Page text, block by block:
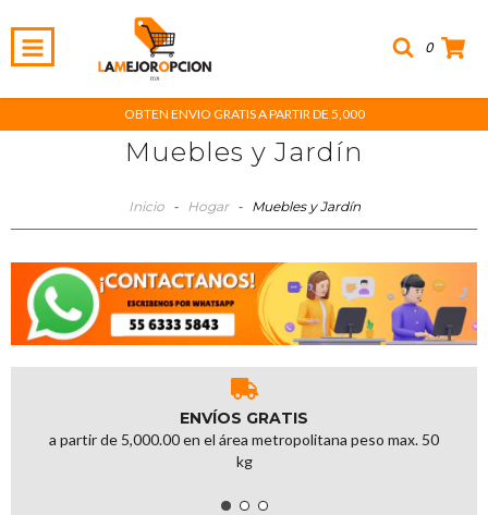
0
OBTEN ENVIO GRATIS A PARTIR DE 5,000
Muebles y Jardín
Inicio - Hogar - Muebles y Jardín
ENVÍOS GRATIS
a partir de 5,000.00 en el área metropolitana peso max. 50
kg